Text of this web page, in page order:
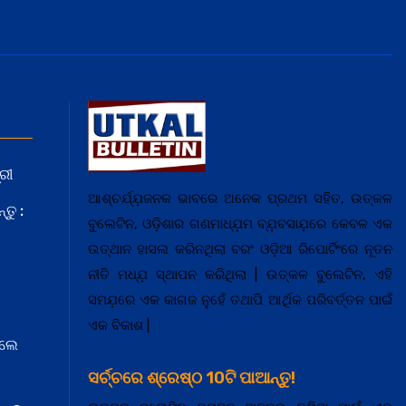
:
ଆଶ୍ଚର୍ଯ୍ଯ଼ଜନକ ଭାବରେ ଅନେକ ପ୍ରଥମ ସହିତ, ଉତ୍କଳ
ବୁଲେଟିନ, ଓଡ଼ିଶାର ଗଣମାଧ୍ଯ଼ମ ବ୍ଯ଼ବସାଯ଼ରେ କେବଳ ଏକ
ଉତ୍ଥାନ ହାସଲ କରିନଥିଲା ବରଂ ଓଡ଼ିଆ ରିପୋର୍ଟିଂରେ ନୂତନ
ନୀତି ମଧ୍ଯ଼ ସ୍ଥାପନ କରିଥିଲା | ଉତ୍କଳ ବୁଲେଟିନ, ଏହି
ସମଯ଼ରେ ଏକ କାଗଜ ନୁହେଁ ତଥାପି ଆର୍ଥିକ ପରିବର୍ତ୍ତନ ପାଇଁ
ଏକ ବିକାଶ |
ସର୍ଚ୍ଚରେ ଶ୍ରେଷ୍ଠ 10ଟି ପାଆନ୍ତୁ!